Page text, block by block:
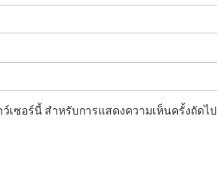
เซอร์นี้ สำหรับการแสดงความเห็นครั้งถัดไป